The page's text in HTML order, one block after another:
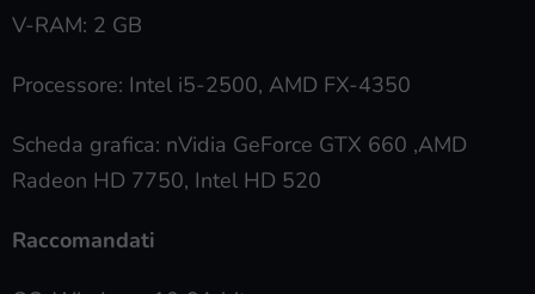
V-RAM: 2 GB
Processore: Intel i5-2500, AMD FX-4350
Scheda grafica: nVidia GeForce GTX 660 ,AMD
Radeon HD 7750, Intel HD 520
Raccomandati